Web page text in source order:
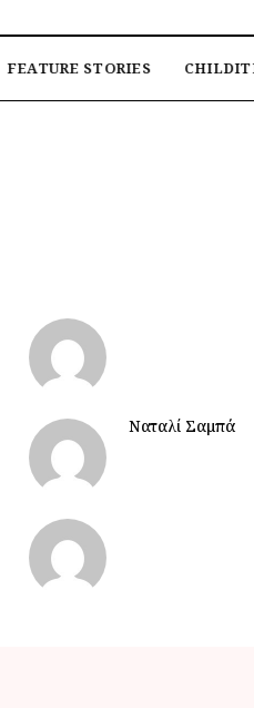
FEATURE STORIES
Ναταλί Σαμπά